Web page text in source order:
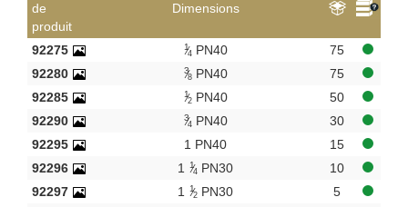
**
Long filetage interne gaz
KVBG
De Koninklijke Vereniging van Belgische
G
CR
de
produit
Dimensions
92275 1
4 PN40
75
92280
3
8PN40
75
92285
1
2PN40
50
92290
3
4 PN40
30
92295
1 PN40
15
92296
1 1
4 PN30
10
92297
1 1
2PN30
5